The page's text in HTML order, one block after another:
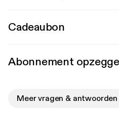
Cadeaubon
Abonnement
Meer vragen & antwoorden